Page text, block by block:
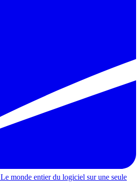
Le monde entier du logiciel sur une seule